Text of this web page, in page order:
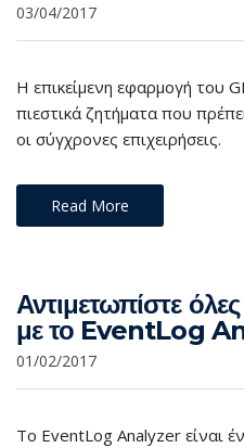
03/04/2017
Η επικείμενη εφαρμογή του
πιεστικά ζητήματα που
οι σύγχρονες επιχειρήσεις.
Read More
Αντιμετωπίστε
με το EventLog
01/02/2017
Το EventLog Analyzer είναι